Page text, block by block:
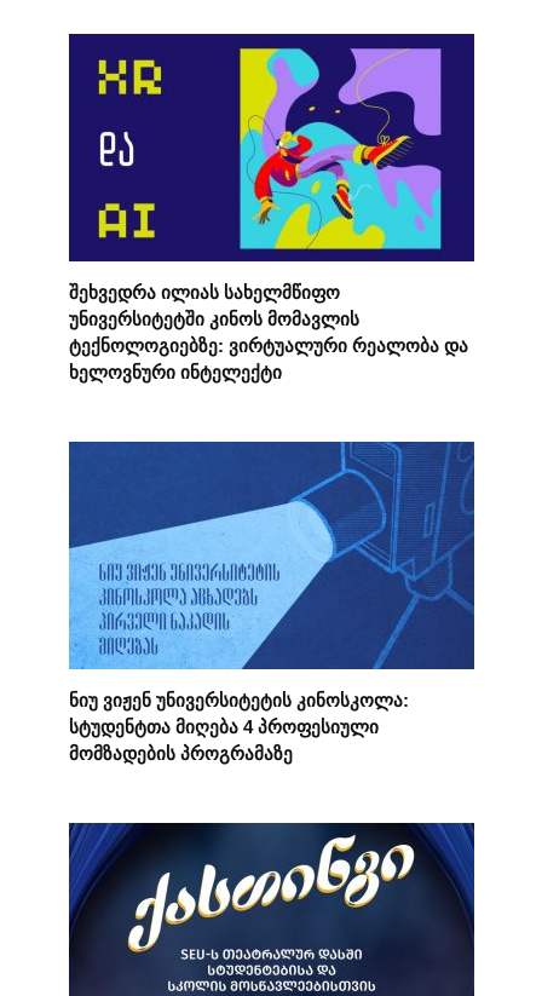
შეხვედრა ილიას სახელმწიფო
უნივერსიტეტში კინოს მომავლის
ტექნოლოგიებზე: ვირტუალური რეალობა და
ხელოვნური ინტელექტი
ნიუ ვიჟენ უნივერსიტეტის კინოსკოლა:
სტუდენტთა მიღება 4 პროფესიული
მომზადების პროგრამაზე